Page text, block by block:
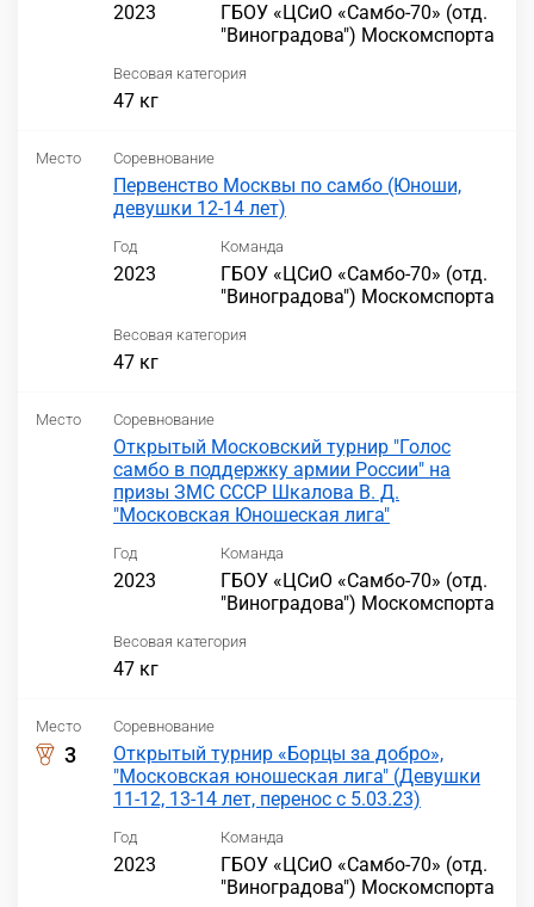
2023
ГБОУ «ЦСиО «Самбо-70» (отд.
"Виноградова") Москомспорта
Весовая категория
47 кг
Место Соревнование
Первенство Москвы по самбо (Юноши,
девушки 12-14 лет)
Год
2023
Команда
ГБОУ «ЦСиО «Самбо-70» (отд.
"Виноградова") Москомспорта
Весовая категория
47 кг
Место Соревнование
Открытый Московский турнир "Голос
самбо в поддержку армии России" на
призы ЗМС СССР Шкалова В. Д.
"Московская Юношеская лига"
Год
2023
Команда
ГБОУ «ЦСиО «Самбо-70» (отд.
"Виноградова") Москомспорта
Весовая категория
47 кг
Место
3
Соревнование
Открытый турнир «Борцы за добро»,
"Московская юношеская лига" (Девушки
11-12, 13-14 лет, перенос с 5.03.23)
Год
2023
Команда
ГБОУ «ЦСиО «Самбо-70» (отд.
"Виноградова") Москомспорта